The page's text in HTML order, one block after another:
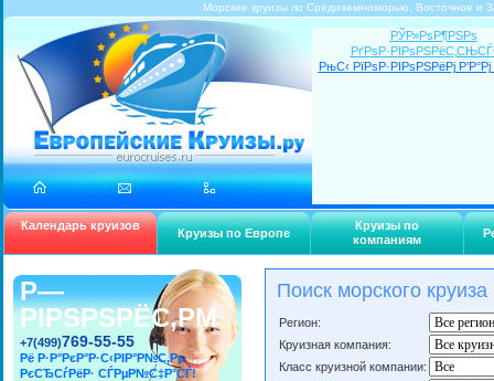
Морские круизы по Средиземноморью, Восточное и
Календарь круизов
Круизы по Европе
Круизы по
компаниям
РЎР»РѕР¶РЅРѕ
РњС‹ РїРѕР·РІРѕРЅРёРј
Поиск морского круиза
Регион:
Круизная компания:
Класс круизной компании:
Р—
РІРЅРЅРЁС‚РΜ
+7(499)769-55-55
Рё Р·Р°РєР°Р·С‹РІР°Р№С‚Рµ
РєСЂСѓРёР· СЃРµР№С‡Р°СЃ!